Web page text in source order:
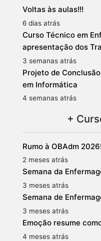
Voltas às aulas!!!
6 dias atrás
Curso Técnico em
apresentação dos
3 semanas atrás
Projeto de
em Informática
4 semanas atrás
+
Rumo à OBAdm 2026!
2 meses atrás
Semana da
3 meses atrás
Semana de
3 meses atrás
Emoção resume
4 meses atrás